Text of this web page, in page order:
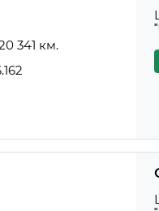
341 км.